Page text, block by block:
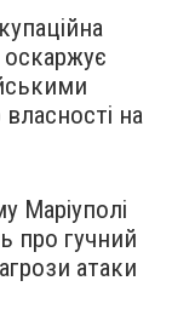
оскаржує
на
Маріуполі
про гучний
атаки